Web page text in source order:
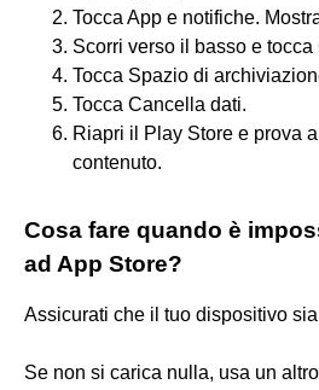
Tocca App e notifiche.
Scorri verso il basso e
Tocca Spazio di
Tocca Cancella dati.
Riapri il Play Store e prova
contenuto.
Cosa fare quando è
ad App Store?
Assicurati che il tuo dispositivo
Se non si carica nulla, usa un